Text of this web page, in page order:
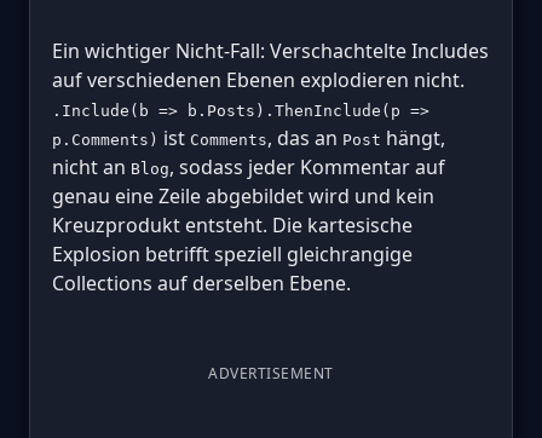
Ein wichtiger Nicht-Fall: Verschachtelte Includes
auf verschiedenen Ebenen explodieren nicht.
.Include(b => b.Posts).ThenInclude(p =>
p.Comments) ist Comments, das an Post hängt,
nicht an Blog, sodass jeder Kommentar auf
genau eine Zeile abgebildet wird und kein
Kreuzprodukt entsteht. Die kartesische
Explosion betrifft speziell gleichrangige
Collections auf derselben Ebene.
ADVERTISEMENT